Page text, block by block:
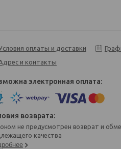
оплаты и доставки
и контакты
качества